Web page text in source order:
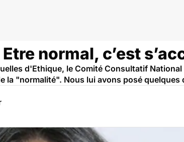
normal, c’est
d'Ethique, le Comité Consultatif
la "normalité". Nous lui avons posé